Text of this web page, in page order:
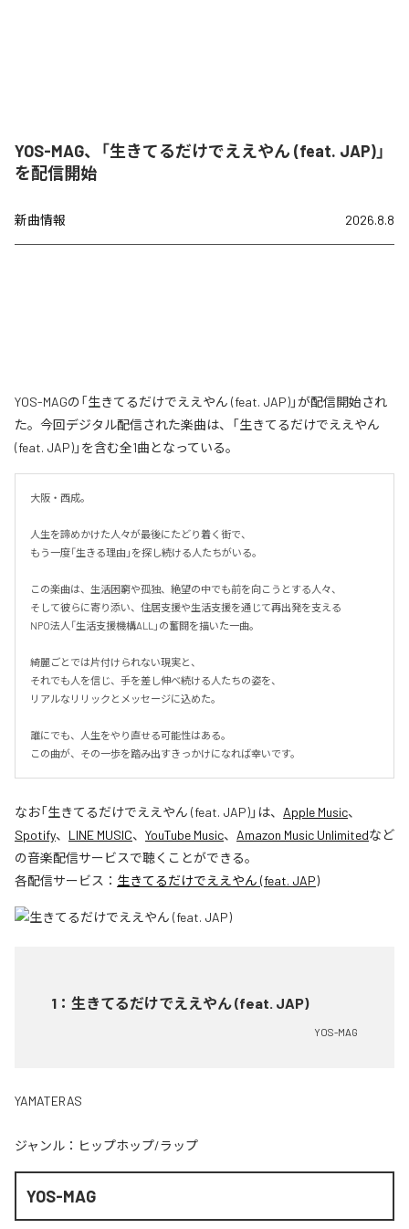
YOS-MAG、「生きてるだけでええやん (feat. JAP)」
を配信開始
新曲情報 2026.8.8
YOS-MAGの「生きてるだけでええやん (feat. JAP)」が配信開始され
た。今回デジタル配信された楽曲は、「生きてるだけでええやん
(feat. JAP)」を含む全1曲となっている。
大阪・西成。
人生を諦めかけた人々が最後にたどり着く街で、
もう一度「生きる理由」を探し続ける人たちがいる。
この楽曲は、生活困窮や孤独、絶望の中でも前を向こうとする人々、
そして彼らに寄り添い、住居支援や生活支援を通じて再出発を支える
NPO法人「生活支援機構ALL」の奮闘を描いた一曲。
綺麗ごとでは片付けられない現実と、
それでも人を信じ、手を差し伸べ続ける人たちの姿を、
リアルなリリックとメッセージに込めた。
誰にでも、人生をやり直せる可能性はある。
この曲が、その一歩を踏み出すきっかけになれば幸いです。
なお「生きてるだけでええやん (feat. JAP)」は、 Apple Music、
Spotify、 LINE MUSIC、 YouTube Music、 Amazon Music Unlimitedなど
の音楽配信サービスで聴くことができる。
各配信サービス： 生きてるだけでええやん (feat. JAP)
1 ： 生きてるだけでええやん (feat. JAP)
YOS-MAG
YAMATERAS
ジャンル： ヒップホップ/ラップ
YOS-MAG